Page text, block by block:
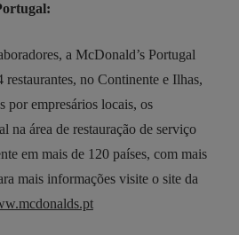
a McDonald’s Portugal
restaurantes, no Continente e Ilhas,
por empresários locais, os
na área de restauração de serviço
em mais de 120 países, com mais
mais informações visite o site da